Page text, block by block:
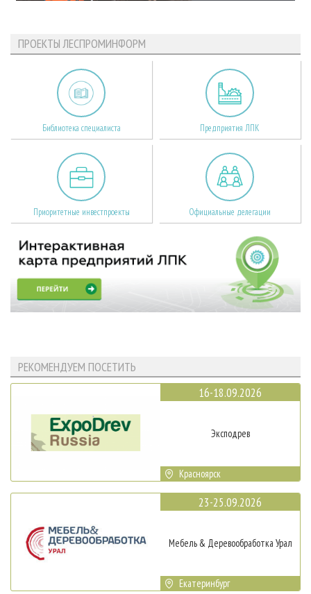
ПРОЕКТЫ ЛЕСПРОМИНФОРМ
Библиотека специалиста Предприятия ЛПК
Приоритетные инвестпроекты Официальные делегации
РЕКОМЕНДУЕМ ПОСЕТИТЬ
16-18.09.2026
Эксподрев
Красноярск
23-25.09.2026
Мебель & Деревообработка Урал
Екатеринбург